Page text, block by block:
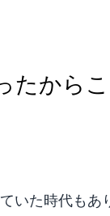
からこ
いた時代もあ